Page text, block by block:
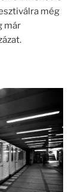
még
már